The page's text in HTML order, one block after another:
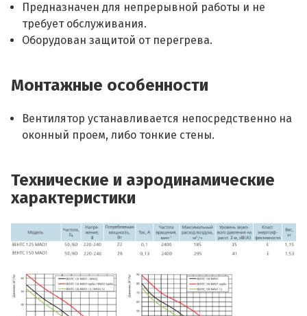
Предназначен для непрерывной работы и не
требует обслуживания.
Оборудован защитой от перегрева.
Монтажные особенности
Вентилятор устанавливается непосредственно на
оконный проем, либо тонкие стены.
Технические и аэродинамические
характеристики